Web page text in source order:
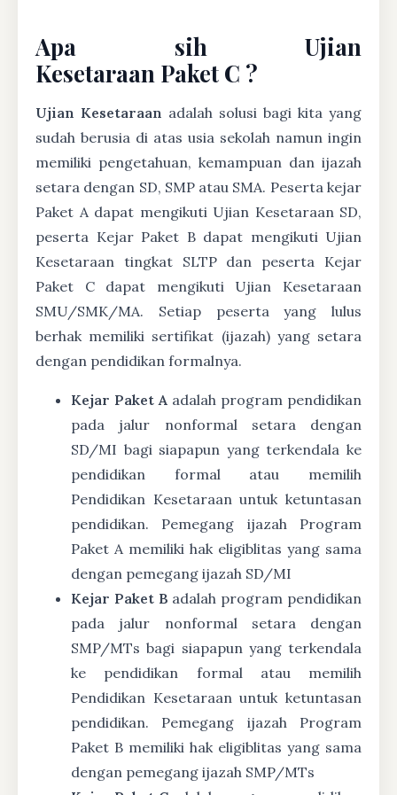
Apa sih Ujian
Kesetaraan Paket C ?
Ujian Kesetaraan adalah solusi bagi kita yang
sudah berusia di atas usia sekolah namun ingin
memiliki pengetahuan, kemampuan dan ijazah
setara dengan SD, SMP atau SMA. Peserta kejar
Paket A dapat mengikuti Ujian Kesetaraan SD,
peserta Kejar Paket B dapat mengikuti Ujian
Kesetaraan tingkat SLTP dan peserta Kejar
Paket C dapat mengikuti Ujian Kesetaraan
SMU/SMK/MA. Setiap peserta yang lulus
berhak memiliki sertifikat (ijazah) yang setara
dengan pendidikan formalnya.
Kejar Paket A adalah program pendidikan
pada jalur nonformal setara dengan
SD/MI bagi siapapun yang terkendala ke
pendidikan formal atau memilih
Pendidikan Kesetaraan untuk ketuntasan
pendidikan. Pemegang ijazah Program
Paket A memiliki hak eligiblitas yang sama
dengan pemegang ijazah SD/MI
Kejar Paket B adalah program pendidikan
pada jalur nonformal setara dengan
SMP/MTs bagi siapapun yang terkendala
ke pendidikan formal atau memilih
Pendidikan Kesetaraan untuk ketuntasan
pendidikan. Pemegang ijazah Program
Paket B memiliki hak eligiblitas yang sama
dengan pemegang ijazah SMP/MTs